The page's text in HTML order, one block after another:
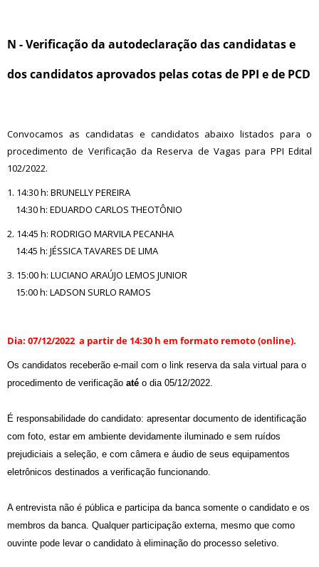
N - Verificação da autodeclaração das candidatas e
dos candidatos aprovados pelas cotas de PPI e de PCD
Convocamos as candidatas e candidatos abaixo listados para o
procedimento de Verificação da Reserva de Vagas para PPI Edital
102/2022.
1. 14:30 h: BRUNELLY PEREIRA
14:30 h: EDUARDO CARLOS THEOTÔNIO
2. 14:45 h: RODRIGO MARVILA PECANHA
14:45 h: JÉSSICA TAVARES DE LIMA
3. 15:00 h: LUCIANO ARAÚJO LEMOS JUNIOR
15:00 h: LADSON SURLO RAMOS
Dia: 07/12/2022 a partir de 14:30 h em formato remoto (online).
Os candidatos receberão e-mail com o link reserva da sala virtual para o
procedimento de verificação até o dia 05/12/2022.
É responsabilidade do candidato: apresentar documento de identificação
com foto, estar em ambiente devidamente iluminado e sem ruídos
prejudiciais a seleção, e com câmera e áudio de seus equipamentos
eletrônicos destinados a verificação funcionando.
A entrevista não é pública e participa da banca somente o candidato e os
membros da banca. Qualquer participação externa, mesmo que como
ouvinte pode levar o candidato à eliminação do processo seletivo.